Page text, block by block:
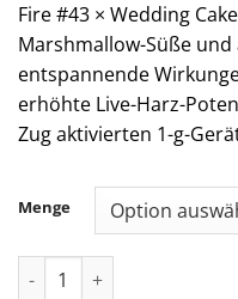
Fire #43 × Wedding
Marshmallow-Süße
entspannende
erhöhte Live-Harz-
Zug aktivierten 1-g-
Menge
Jungle Boys Jungle Cake